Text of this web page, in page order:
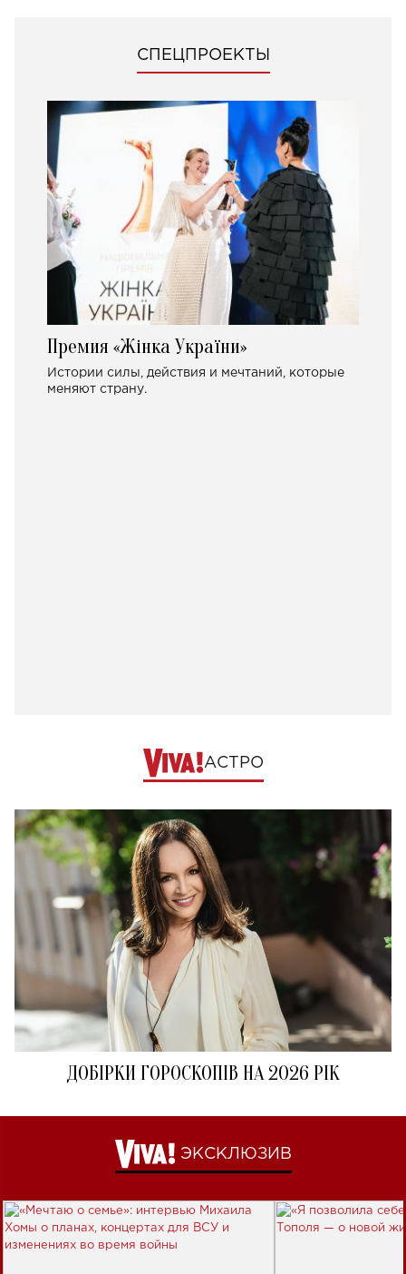
СПЕЦПРОЕКТЫ
Премия «Жінка України»
Истории силы, действия и мечтаний, которые
меняют страну.
АСТРО
ДОБІРКИ ГОРОСКОПІВ НА 2026 РІК
ЭКСКЛЮЗИВ